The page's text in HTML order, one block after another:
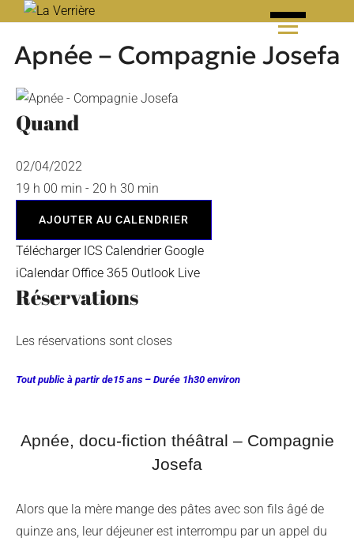
content
Apnée – Compagnie Josefa
Quand
02/04/2022
19 h 00 min - 20 h 30 min
AJOUTER AU CALENDRIER
Télécharger ICS Calendrier Google
iCalendar Office 365 Outlook Live
Réservations
Les réservations sont closes
Tout public à partir de15 ans – Durée 1h30 environ
Apnée, docu-fiction théâtral – Compagnie
Josefa
Alors que la mère mange des pâtes avec son fils âgé de
quinze ans, leur déjeuner est interrompu par un appel du